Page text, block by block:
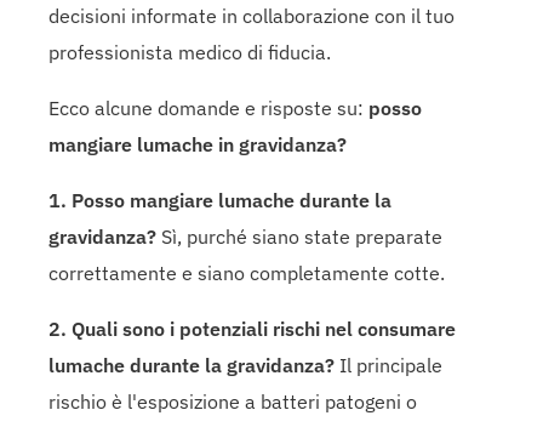
decisioni informate in collaborazione con il tuo
professionista medico di fiducia.
Ecco alcune domande e risposte su: posso
mangiare lumache in gravidanza?
1. Posso mangiare lumache durante la
gravidanza? Sì, purché siano state preparate
correttamente e siano completamente cotte.
2. Quali sono i potenziali rischi nel consumare
lumache durante la gravidanza? Il principale
rischio è l'esposizione a batteri patogeni o